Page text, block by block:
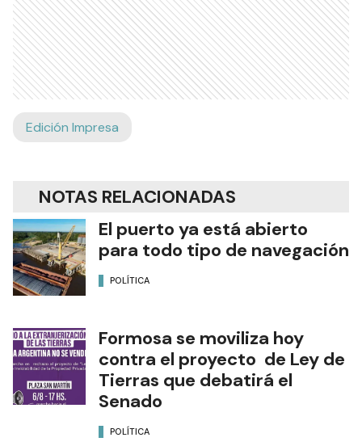
Edición Impresa
NOTAS RELACIONADAS
El puerto ya está abierto
para todo tipo de navegación
POLÍTICA
Formosa se moviliza hoy
contra el proyecto de Ley de
Tierras que debatirá el
Senado
POLÍTICA